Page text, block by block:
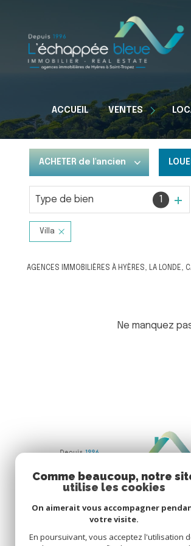
ACCUEIL VENTES
Appartements
Maisons
ACHETER de l'ancien
De l'ancien
Du neuf
Type de bien 1
Villa
AGENCES IMMOBILIÈRES À HYÈRES, LA LONDE,
Ne manquez
Comme beaucoup, notre
utilise les cookies
On aimerait vous accompagner
votre visite.
En poursuivant, vous acceptez l'utilisation